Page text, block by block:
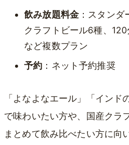
飲み放題料金 ：スタン
クラフトビール6種、
など複数プラン
予約 ：ネット予約推奨
「よなよなエール」「インド
で味わいたい方や、国産クラ
まとめて飲み比べたい方に向